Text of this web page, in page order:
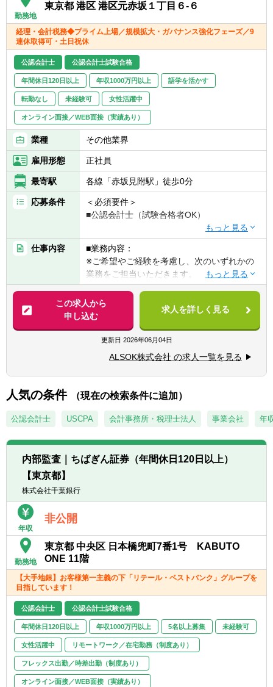
経理課は総合職5名（40代課長１名、30代リ
ーダー1名、20代4名）、一般職1名の構成で
す。
【当社の魅力】
■当社は主に断熱材やガスケットなど”熱や高
温のガス、蒸気を「断つ、保つ」技術”に強み
を持った製品を作っています。
■当社製品は発電、石油化学、建材、半導
体、自動車、航空宇宙等幅広い業界と取引が
あり、景気や業界不振に左右されにくい体制
が取れています。
■当社は利益率は10％・製造業の9割と取引の
ある安定企業です。リーマンショック時にも
売上に大きなへこみもなく、現在まで安定的
に推移しています。
■休日：土日祝休み
■年間休日：128日
勤務地
東京都 港区 港区元赤坂１丁目６-６
経理・会計税務◆プライム上場／規模拡大・ガバナンス強化フェーズ／9
連休取得可・土日祝休
公認会計士 公認会計士試験合格
年間休日120日以上 年収1000万円以上 語学を活かす
転勤なし 未経験可 女性活躍中
オンライン面接／WEB面接（実績あり）
業種 その他業界
雇用形態 正社員
最寄駅 各線「赤坂見附駅」徒歩0分
応募条件
＜必須要件＞
■公認会計士（試験合格者OK）
■歓迎条件：
・英語力TOEIC(R)テスト 730点以上
・公認会計士登録者 ※資格手当支給の対象
となります。
■企業魅力：
・業界大手の安定性…ALSOKグループは創業
以来、警備業におけるリーディングカンパニ
ーとして一貫して「安心・安全」な社会の実
現を目指してきました。主要業務であるセキ
テロ対策など企業活動を多方面からサポート
・長期就業可能…当社は平均勤続年数が約15
様々な社内制度を整備しライフワークバラン
スを推進しています。
仕事内容
■業務内容：
※ご希望やご経験を考慮し、次のいずれかの
業務をご担当いただきます。
・会計・税務処理方針の考案・決定
・制度決算対応（単体・連結）
・開示資料の作成（有価証券報告書・決算短
・会計監査対応
・法人税・消費税等の申請業務・当局対応
・移転価値文書作成（マスターファイル・ロ
ーカルファイル・CbCR）
・M&Aに係る財務・税務デューディリジェン
スやPPA
・資金調達や有価証券管理を含むコーポレー
・経理業務のデジタル化推進
・J-Sox関連業務 など
基づき、一段と積極的なM&Aによる規模拡
体制強化が急務となっております。採用後は
経理部門の中枢で会計・税務の専門家として
の業務をお任せします。
■組織構成：
配属予定の主計室には、課長１名、メンバー
９名が在籍しております。公認会計士資格を
保有しているものが１名おりますので、その
社員と一緒に業務を遂行して頂く予定です。
この求人から
申し込む
求人を詳しく見る
更新日 2026年06月04日
ALSOK株式会社 の求人一覧を見る
人気の条件 （現在の検索条件に追加）
公認会計士 USCPA 会計事務所・税理士法人 事業会社 年
内部監査｜ちばぎん証券（年間休日120日以上）
【東京都】
株式会社千葉銀行
年収
非公開
勤務地
東京都 中央区 日本橋兜町7番1号 KABUTO
ONE 11階
【大手地銀】お客様第一主義の下「リテール・ベストバンク」グループを
目指しています！
公認会計士 公認会計士試験合格
年間休日120日以上 年収1000万円以上 5名以上募集 未経験可
女性活躍中 リモートワーク／在宅勤務（制度あり）
フレックス出勤／時差出勤（制度あり）
オンライン面接／WEB面接（実績あり）